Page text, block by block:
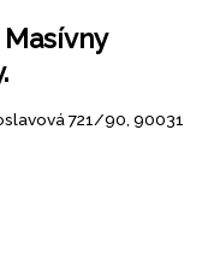
721/90, 90031